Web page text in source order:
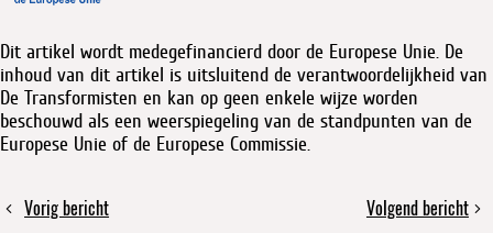
Dit artikel wordt medegefinancierd door de Europese Unie. De
inhoud van dit artikel is uitsluitend de verantwoordelijkheid van
De Transformisten en kan op geen enkele wijze worden
beschouwd als een weerspiegeling van de standpunten van de
Europese Unie of de Europese Commissie.
DeelVorig bericht
Self
Volgend bericht
Al